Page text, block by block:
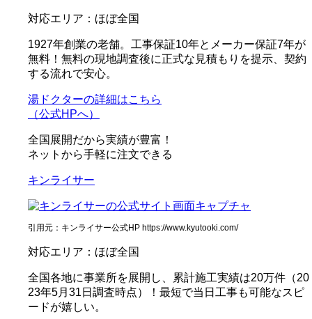
対応エリア：ほぼ全国
1927年創業の老舗。工事保証10年とメーカー保証7年が
無料！無料の現地調査後に正式な見積もりを提示、契約
する流れで安心。
湯ドクターの詳細はこちら
（公式HPへ）
全国展開だから実績が豊富！
ネットから手軽に注文できる
キンライサー
引用元：キンライサー公式HP https://www.kyutooki.com/
対応エリア：ほぼ全国
全国各地に事業所を展開し、累計施工実績は20万件（20
23年5月31日調査時点）！最短で当日工事も可能なスピ
ードが嬉しい。